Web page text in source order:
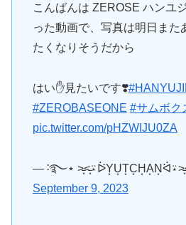
こんばんは ZEROSE ハンユ
った動画で、写真は明日また
たくなりそうだから
はい✋見たいです❣️
#ZEROBASEONE #サムボク
pic.twitter.com/pHZWIJU0ZA
— ࿒࿐⋆
September 9, 2023